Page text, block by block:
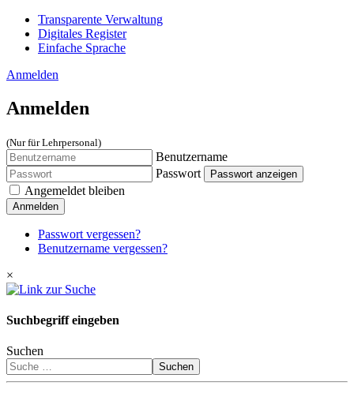
Transparente Verwaltung
Digitales Register
Einfache Sprache
Anmelden
Anmelden
(Nur für Lehrpersonal)
Benutzername
Passwort
Passwort anzeigen
Angemeldet bleiben
Anmelden
Passwort vergessen?
Benutzername vergessen?
×
Suchbegriff eingeben
Suchen
Suchen